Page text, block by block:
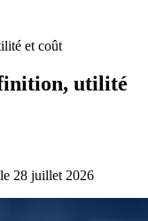
et coût
utilité
28 juillet 2026